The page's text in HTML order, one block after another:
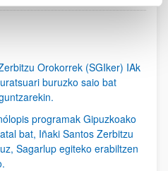
Orokorrek (SGIker) IAk
buruzko saio bat
programak Gipuzkoako
bat, Iñaki Santos Zerbitzu
Sagarlup egiteko erabiltzen